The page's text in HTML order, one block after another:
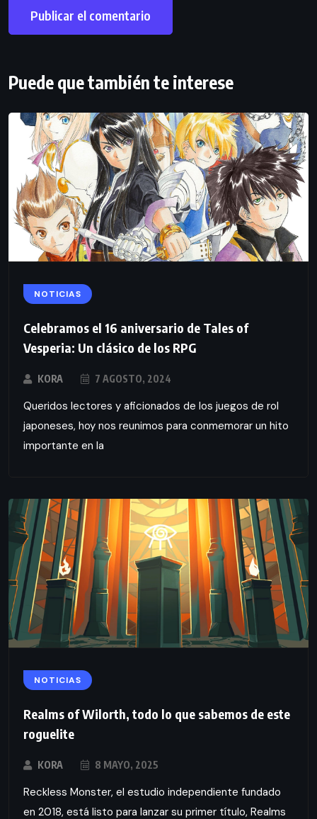
Puede que también te interese
NOTICIAS
Celebramos el 16 aniversario de Tales of
Vesperia: Un clásico de los RPG
KORA 7 AGOSTO, 2024
Queridos lectores y aficionados de los juegos de rol
japoneses, hoy nos reunimos para conmemorar un hito
importante en la
NOTICIAS
Realms of Wilorth, todo lo que sabemos de este
roguelite
KORA 8 MAYO, 2025
Reckless Monster, el estudio independiente fundado
en 2018, está listo para lanzar su primer título, Realms